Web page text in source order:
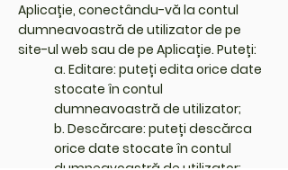
Aplicație, conectându-vă la contul
dumneavoastră de utilizator de pe
site-ul web sau de pe Aplicație. Puteți:
a. Editare: puteți edita orice date
stocate în contul
dumneavoastră de utilizator;
b. Descărcare: puteți descărca
orice date stocate în contul